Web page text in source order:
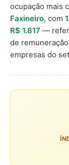
ocupação mais
Faxineiro, com
R$ 1.817 —
de
empresas do